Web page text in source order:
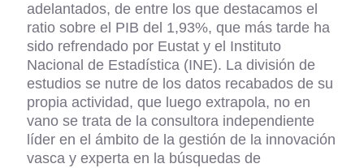
adelantados, de entre los que destacamos el
ratio sobre el PIB del 1,93%, que más tarde ha
sido refrendado por Eustat y el Instituto
Nacional de Estadística (INE). La división de
estudios se nutre de los datos recabados de su
propia actividad, que luego extrapola, no en
vano se trata de la consultora independiente
líder en el ámbito de la gestión de la innovación
vasca y experta en la búsquedas de